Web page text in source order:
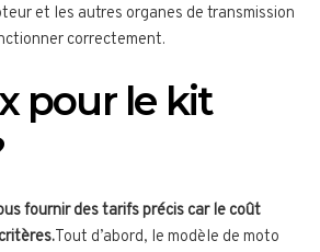
et les autres organes de transmission
correctement.
pour le kit
fournir des tarifs précis car le coût
Tout d’abord, le modèle de moto